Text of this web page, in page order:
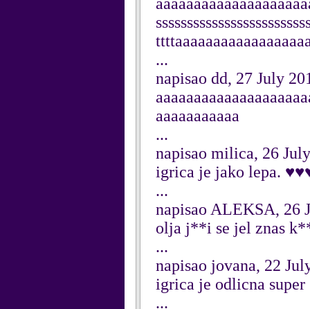
...
napisao dd, 27 July
aaaaaaaaaaa
...
napisao milica, 26
igrica je jako lepa.
...
napisao ALEKSA, 26
olja j**i se jel znas
...
napisao jovana, 22
igrica je odlicna super
...